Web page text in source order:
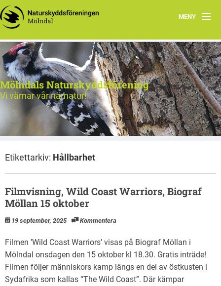
MENY
Hem
Aktiviteter
Vår natur
Verksamhet
Kontakta oss
Mölndals Naturskyddsförening
Vi värnar vår närnatur!
Etikettarkiv: Hållbarhet
Filmvisning, Wild Coast Warriors, Biograf
Möllan 15 oktober
19 september, 2025 Kommentera
Filmen ’Wild Coast Warriors’ visas på Biograf Möllan i
Mölndal onsdagen den 15 oktober kl 18.30. Gratis inträde!
Filmen följer människors kamp längs en del av östkusten i
Sydafrika som kallas “The Wild Coast”. Där kämpar